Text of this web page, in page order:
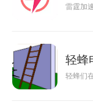
雷霆加
轻蜂
轻蜂们